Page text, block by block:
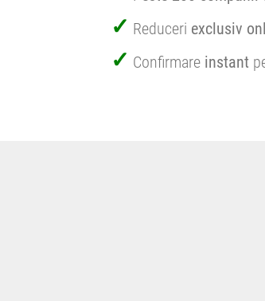
Reduceri exclusiv
Confirmare instant